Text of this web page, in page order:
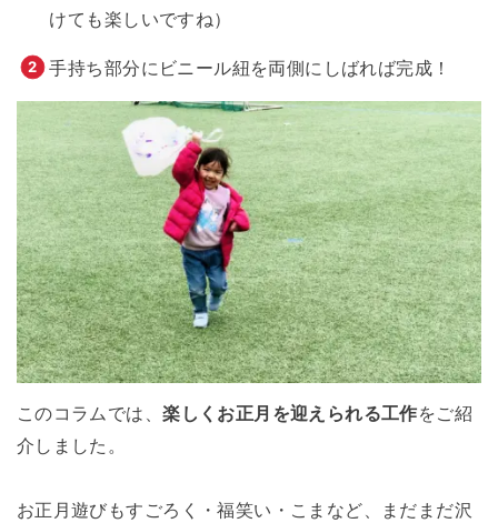
けても楽しいですね）
手持ち部分にビニール紐を両側にしばれば完成！
このコラムでは、楽しくお正月を迎えられる工作をご紹
介しました。
お正月遊びもすごろく・福笑い・こまなど、まだまだ沢